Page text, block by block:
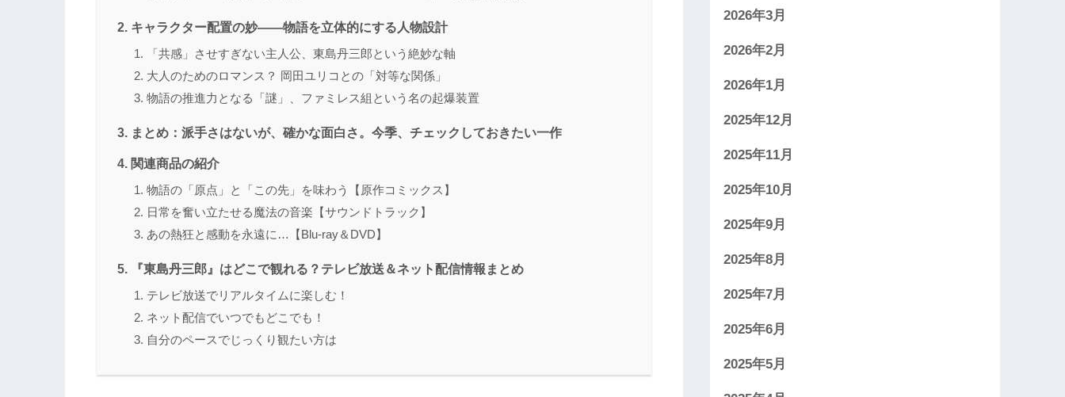
キャラクター配置の妙――物語を立体的にする人物設計
「共感」させすぎない主人公、東島丹三郎という絶妙な軸
大人のためのロマンス？ 岡田ユリコとの「対等な関係」
物語の推進力となる「謎」、ファミレス組という名の起爆装置
まとめ：派手さはないが、確かな面白さ。今季、チェックしておきたい一作
関連商品の紹介
物語の「原点」と「この先」を味わう【原作コミックス】
日常を奮い立たせる魔法の音楽【サウンドトラック】
あの熱狂と感動を永遠に…【Blu-ray＆DVD】
『東島丹三郎』はどこで観れる？テレビ放送＆ネット配信情報まとめ
テレビ放送でリアルタイムに楽しむ！
ネット配信でいつでもどこでも！
自分のペースでじっくり観たい方は
2026年3月
2026年2月
2026年1月
2025年12月
2025年11月
2025年10月
2025年9月
2025年8月
2025年7月
2025年6月
2025年5月